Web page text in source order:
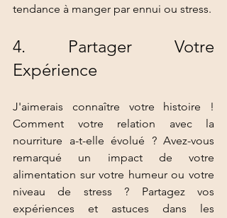
tendance à manger par ennui ou stress.
4. Partager Votre
Expérience
J'aimerais connaître votre histoire !
Comment votre relation avec la
nourriture a-t-elle évolué ? Avez-vous
remarqué un impact de votre
alimentation sur votre humeur ou votre
niveau de stress ? Partagez vos
expériences et astuces dans les